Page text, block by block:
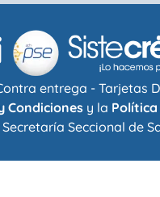
entrega - Tarjetas
Condiciones y la
Secretaría Seccional de